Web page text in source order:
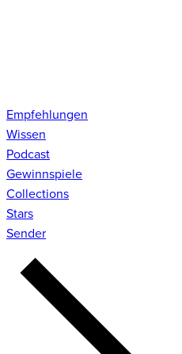
Empfehlungen
Wissen
Podcast
Gewinnspiele
Collections
Stars
Sender